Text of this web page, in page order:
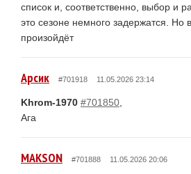
список и, соответственно, выбор и
это сезоне немного задержатся. Но
произойдёт
Арсик #701918 11.05.2026 23:14
Khrom-1970 #701850
Ага
MAKSON #701888 11.05.2026 20:06